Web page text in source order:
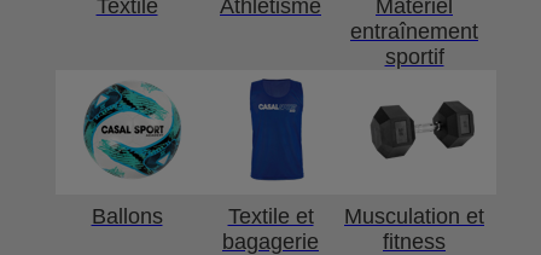
Textile Athlétisme
Matériel
entraînement
sportif
Ballons
Textile et
bagagerie
Musculation et
fitness